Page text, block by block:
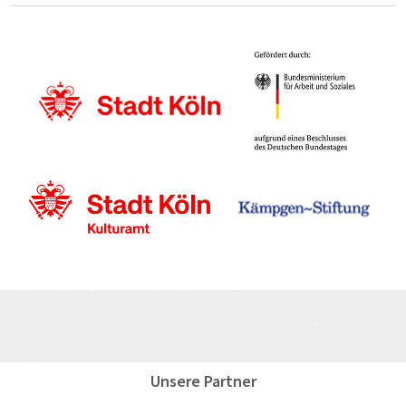
Unsere Partner